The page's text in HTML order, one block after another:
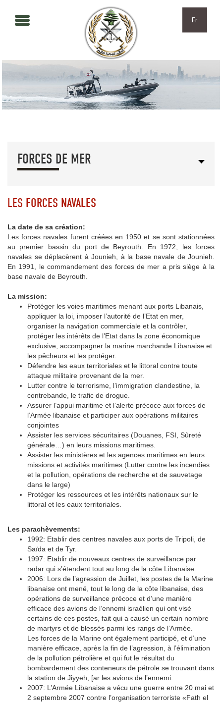
Fr
FORCES DE MER
LES FORCES NAVALES
La date de sa création:
Les forces navales furent créées en 1950 et se sont stationnées
au premier bassin du port de Beyrouth. En 1972, les forces
navales se déplacèrent à Jounieh, à la base navale de Jounieh.
En 1991, le commandement des forces de mer a pris siège à la
base navale de Beyrouth.
La mission:
Protéger les voies maritimes menant aux ports Libanais,
appliquer la loi, imposer l’autorité de l’Etat en mer,
organiser la navigation commerciale et la contrôler,
protéger les intérêts de l’Etat dans la zone économique
exclusive, accompagner la marine marchande Libanaise et
les pêcheurs et les protéger.
Défendre les eaux territoriales et le littoral contre toute
attaque militaire provenant de la mer.
Lutter contre le terrorisme, l’immigration clandestine, la
contrebande, le trafic de drogue.
Assurer l’appui maritime et l’alerte précoce aux forces de
l’Armée libanaise et participer aux opérations militaires
conjointes
Assister les services sécuritaires (Douanes, FSI, Sûreté
générale…) en leurs missions maritimes.
Assister les ministères et les agences maritimes en leurs
missions et activités maritimes (Lutter contre les incendies
et la pollution, opérations de recherche et de sauvetage
dans le large)
Protéger les ressources et les intérêts nationaux sur le
littoral et les eaux territoriales.
Les parachèvements:
1992: Etablir des centres navales aux ports de Tripoli, de
Saïda et de Tyr.
1997: Etablir de nouveaux centres de surveillance par
radar qui s’étendent tout au long de la côte Libanaise.
2006: Lors de l’agression de Juillet, les postes de la Marine
libanaise ont mené, tout le long de la côte libanaise, des
opérations de surveillance précoce et d’une manière
efficace des avions de l’ennemi israélien qui ont visé
certains de ces postes, fait qui a causé un certain nombre
de martyrs et de blessés parmi les rangs de l’Armée.
Les forces de la Marine ont également participé, et d’une
manière efficace, après la fin de l’agression, à l’élimination
de la pollution pétrolière et qui fut le résultat du
bombardement des conteneurs de pétrole se trouvant dans
la station de Jiyyeh, [ar les avions de l’ennemi.
2007: L’Armée Libanaise a vécu une guerre entre 20 mai et
2 septembre 2007 contre l’organisation terroriste «Fath el